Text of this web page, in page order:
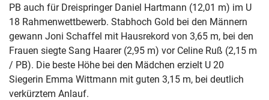
PB auch für Dreispringer Daniel Hartmann (12,01 m) im U
18 Rahmenwettbewerb. Stabhoch Gold bei den Männern
gewann Joni Schaffel mit Hausrekord von 3,65 m, bei den
Frauen siegte Sang Haarer (2,95 m) vor Celine Ruß (2,15 m
/ PB). Die beste Höhe bei den Mädchen erzielt U 20
Siegerin Emma Wittmann mit guten 3,15 m, bei deutlich
verkürztem Anlauf.